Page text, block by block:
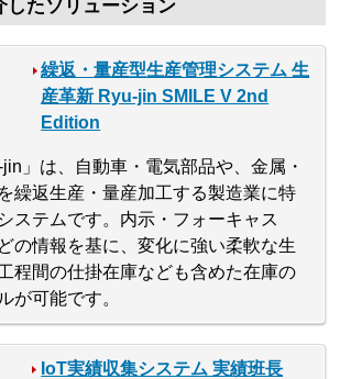
したソリューション
繰返・量産型生産管理システム 生
産革新 Ryu-jin SMILE V 2nd
Edition
jin」は、自動車・電気部品や、金属・
繰返生産・量産加工する製造業に特
ステムです。内示・フォーキャス
の情報を基に、変化に強い柔軟な生
程間の仕掛在庫なども含めた在庫の
が可能です。
IoT実績収集システム 実績班長